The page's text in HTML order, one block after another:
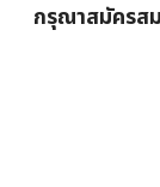
กรุณาสมัครส